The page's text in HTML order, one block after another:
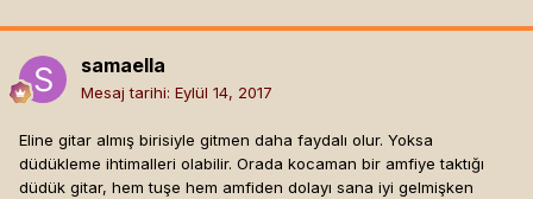
samaella
Mesaj tarihi: Eylül 14, 2017
Eline gitar almış birisiyle gitmen daha faydalı olur. Yoksa
düdükleme ihtimalleri olabilir. Orada kocaman bir amfiye taktığı
düdük gitar, hem tuşe hem amfiden dolayı sana iyi gelmişken